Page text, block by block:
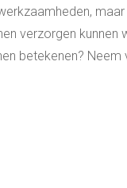
verzorgen
betekenen? Neem